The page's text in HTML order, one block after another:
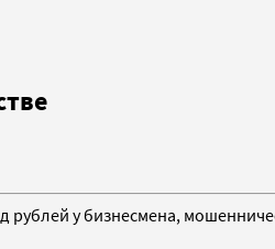
рублей у бизнесмена,